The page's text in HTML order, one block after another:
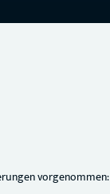
vorgenommen: